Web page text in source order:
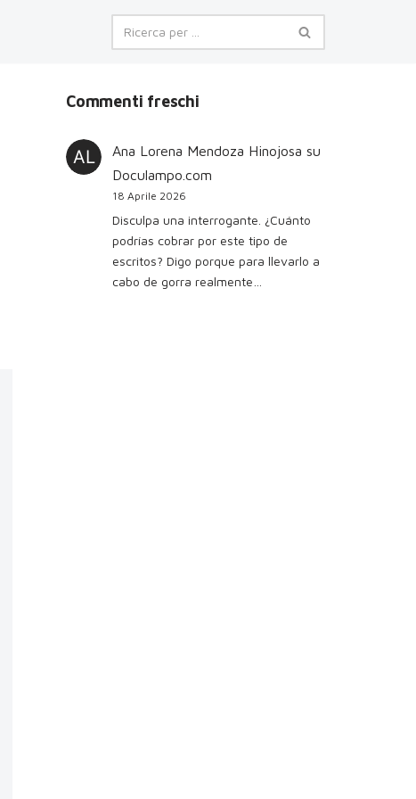
Commenti freschi
Ana Lorena Mendoza Hinojosa su
Doculampo.com
18 Aprile 2026
Disculpa una interrogante. ¿Cuánto
podrías cobrar por este tipo de
escritos? Digo porque para llevarlo a
cabo de gorra realmente…